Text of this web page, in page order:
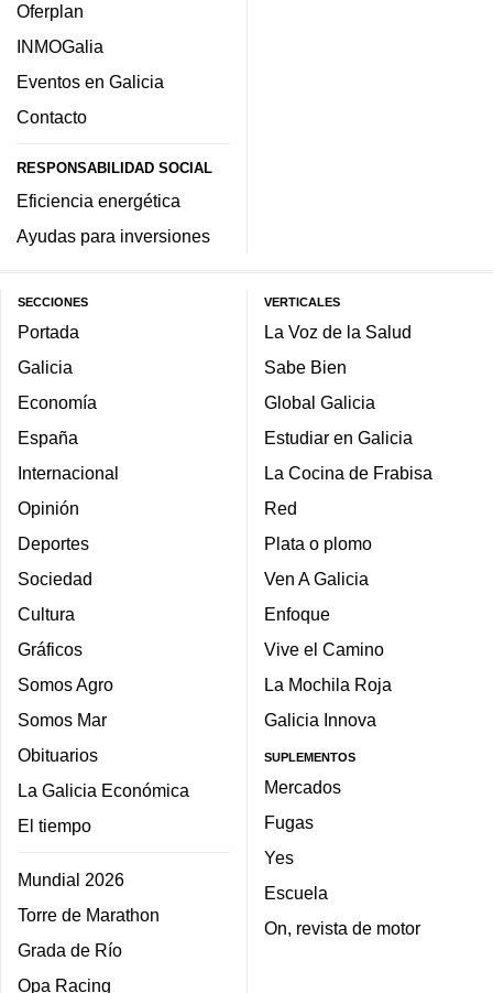
Oferplan
INMOGalia
Eventos en Galicia
Contacto
RESPONSABILIDAD SOCIAL
Eficiencia energética
Ayudas para inversiones
SECCIONES
Portada
Galicia
Economía
España
Internacional
Opinión
Deportes
Sociedad
Cultura
Gráficos
Somos Agro
Somos Mar
Obituarios
La Galicia Económica
El tiempo
Mundial 2026
Torre de Marathon
Grada de Río
Opa Racing
VERTICALES
La Voz de la Salud
Sabe Bien
Global Galicia
Estudiar en Galicia
La Cocina de Frabisa
Red
Plata o plomo
Ven A Galicia
Enfoque
Vive el Camino
La Mochila Roja
Galicia Innova
SUPLEMENTOS
Mercados
Fugas
Yes
Escuela
On, revista de motor